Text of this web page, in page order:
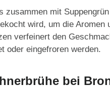
mit
wird, um die Aromen
verfeinert den
oder eingefroren werden.
bei